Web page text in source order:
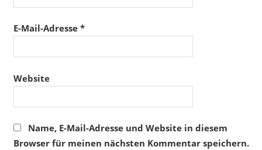
E-Mail-Adresse *
Website
Name, E-Mail-Adresse und Website in diesem
Browser für meinen nächsten Kommentar speichern.